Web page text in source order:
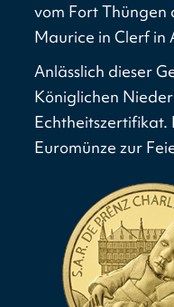
vom Fort Thüngen
Maurice in Clerf in
Anlässlich dieser
Königlichen
Echtheitszertifikat.
Euromünze zur